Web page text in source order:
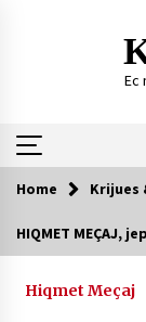
Ec
Te rejat
SHOQATËS
Home Krijues
HIQMET MEÇAJ,
Hiqmet Meçaj